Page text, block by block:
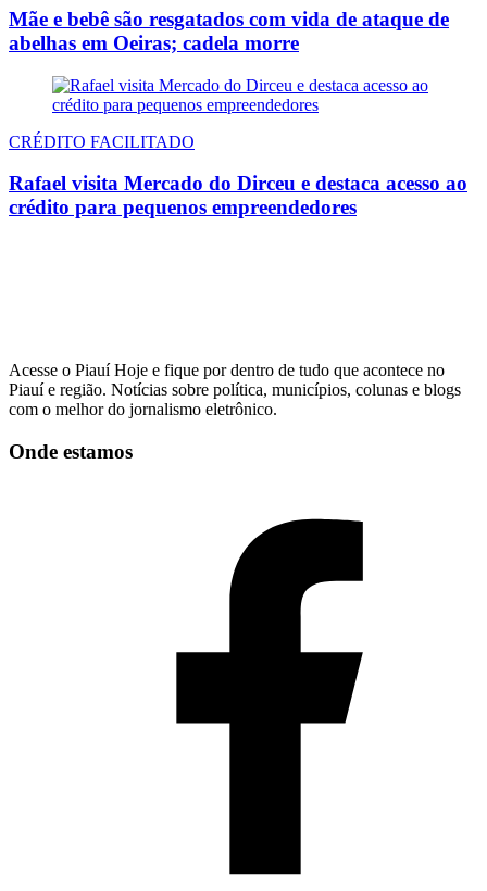
Mãe e bebê são resgatados com vida de ataque de
abelhas em Oeiras; cadela morre
CRÉDITO FACILITADO
Rafael visita Mercado do Dirceu e destaca acesso ao
crédito para pequenos empreendedores
Acesse o Piauí Hoje e fique por dentro de tudo que acontece no
Piauí e região. Notícias sobre política, municípios, colunas e blogs
com o melhor do jornalismo eletrônico.
Onde estamos